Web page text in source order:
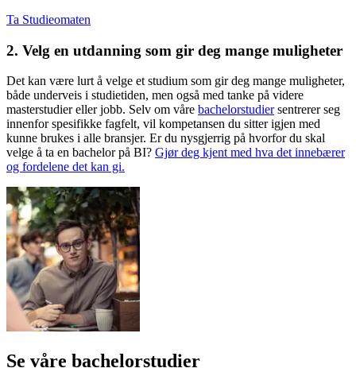
Ta Studieomaten
2. Velg en utdanning som gir deg mange muligheter
Det kan være lurt å velge et studium som gir deg mange muligheter,
både underveis i studietiden, men også med tanke på videre
masterstudier eller jobb. Selv om våre bachelorstudiersentrerer seg
innenfor spesifikke fagfelt, vil kompetansen du sitter igjen med
kunne brukes i alle bransjer. Er du nysgjerrig på hvorfor du skal
velge å ta en bachelor på BI? Gjør deg kjent med hva det innebærer
og fordelene det kan gi.
Se våre bachelorstudier